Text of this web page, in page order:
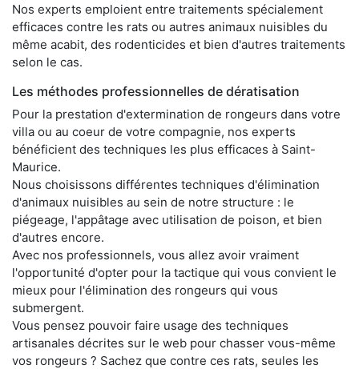
Nos experts emploient entre traitements spécialement
efficaces contre les rats ou autres animaux nuisibles du
même acabit, des rodenticides et bien d'autres traitements
selon le cas.
Les méthodes professionnelles de dératisation
Pour la prestation d'extermination de rongeurs dans votre
villa ou au coeur de votre compagnie, nos experts
bénéficient des techniques les plus efficaces à Saint-
Maurice.
Nous choisissons différentes techniques d'élimination
d'animaux nuisibles au sein de notre structure : le
piégeage, l'appâtage avec utilisation de poison, et bien
d'autres encore.
Avec nos professionnels, vous allez avoir vraiment
l'opportunité d'opter pour la tactique qui vous convient le
mieux pour l'élimination des rongeurs qui vous
submergent.
Vous pensez pouvoir faire usage des techniques
artisanales décrites sur le web pour chasser vous-même
vos rongeurs ? Sachez que contre ces rats, seules les